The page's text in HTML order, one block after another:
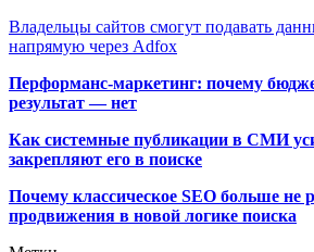
Владельцы сайтов смогут подавать
напрямую через Adfox
Перформанс-маркетинг: почему
результат — нет
Как системные публикации в СМИ
закрепляют его в поиске
Почему классическое SEO больше не
продвижения в новой логике поиска